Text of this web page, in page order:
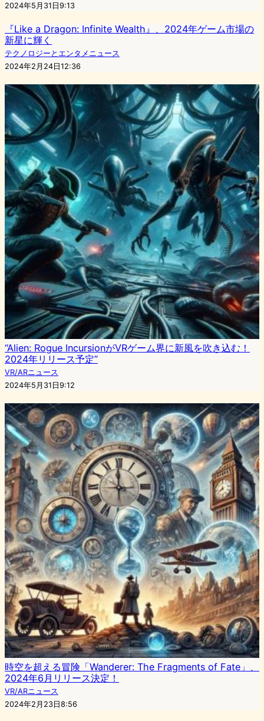
2024年5月31日9:13
『Like a Dragon: Infinite Wealth』、2024年ゲーム市場の
新星に輝く
テクノロジーとエンタメニュース
2024年2月24日12:36
“Alien: Rogue IncursionがVRゲーム界に新風を吹き込む！
2024年リリース予定”
VR/ARニュース
2024年5月31日9:12
時空を超える冒険「Wanderer: The Fragments of Fate」、
2024年6月リリース決定！
VR/ARニュース
2024年2月23日8:56